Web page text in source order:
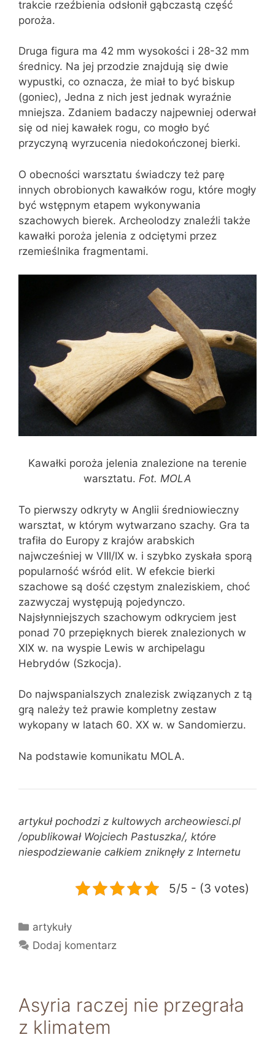
trakcie rzeźbienia odsłonił gąbczastą część
poroża.
Druga figura ma 42 mm wysokości i 28-32 mm
średnicy. Na jej przodzie znajdują się dwie
wypustki, co oznacza, że miał to być biskup
(goniec), Jedna z nich jest jednak wyraźnie
mniejsza. Zdaniem badaczy najpewniej oderwał
się od niej kawałek rogu, co mogło być
przyczyną wyrzucenia niedokończonej bierki.
O obecności warsztatu świadczy też parę
innych obrobionych kawałków rogu, które mogły
być wstępnym etapem wykonywania
szachowych bierek. Archeolodzy znaleźli także
kawałki poroża jelenia z odciętymi przez
rzemieślnika fragmentami.
Kawałki poroża jelenia znalezione na terenie
warsztatu. Fot. MOLA
To pierwszy odkryty w Anglii średniowieczny
warsztat, w którym wytwarzano szachy. Gra ta
trafiła do Europy z krajów arabskich
najwcześniej w VIII/IX w. i szybko zyskała sporą
popularność wśród elit. W efekcie bierki
szachowe są dość częstym znaleziskiem, choć
zazwyczaj występują pojedynczo.
Najsłynniejszych szachowym odkryciem jest
ponad 70 przepięknych bierek znalezionych w
XIX w. na wyspie Lewis w archipelagu
Hebrydów (Szkocja).
Do najwspanialszych znalezisk związanych z tą
grą należy też prawie kompletny zestaw
wykopany w latach 60. XX w. w Sandomierzu.
Na podstawie komunikatu MOLA.
artykuł pochodzi z kultowych archeowiesci.pl
/opublikował Wojciech Pastuszka/, które
niespodziewanie całkiem zniknęły z Internetu
5/5 - (3 votes)
Kategorie
artykuły
Dodaj komentarz
Asyria raczej nie przegrała
z klimatem